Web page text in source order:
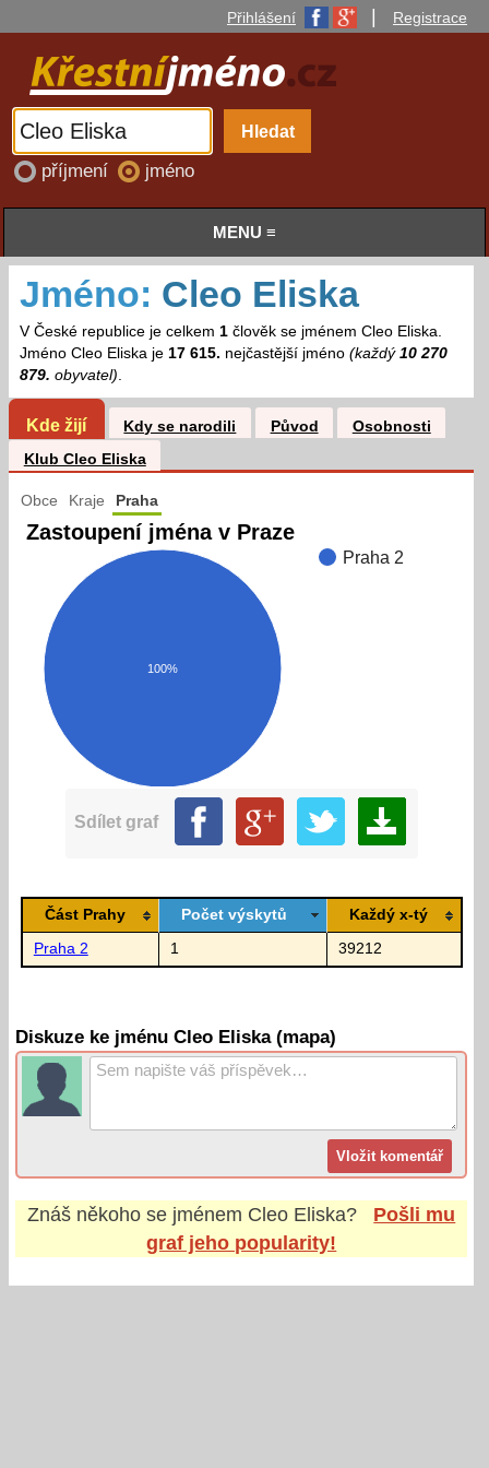
Přihlášení Registrace
příjmení jméno
MENU ≡
Jméno: Cleo Eliska
V České republice je celkem 1člověk se jménem Cleo Eliska.
Jméno Cleo Eliska je 17 615. nejčastější jméno (každý 10 270
879. obyvatel).
Kde žijí Kdy se narodili Původ
Osobnosti
Klub Cleo Eliska
Obce Kraje Praha
Zastoupení jména v Praze
Praha 2
100%
Sdílet graf
Část Prahy Počet výskytů Každý x-tý
Praha 2 1 39212
Diskuze ke jménu Cleo Eliska (mapa)
Znáš někoho se jménem Cleo Eliska?
Pošli mu
graf jeho popularity!